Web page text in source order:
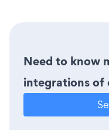
Need to know
integrations of